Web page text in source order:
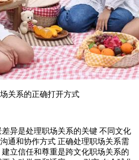
关系的正确打开方式
异是处理职场关系的关键 不同文化
通和协作方式 正确处理职场关系需
立信任和尊重是跨文化职场关系的